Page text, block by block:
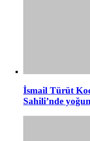
İsmail Türüt
Sahili’nde